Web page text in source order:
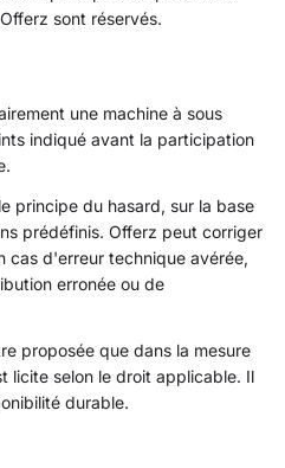
sont réservés.
une machine à sous
indiqué avant la participation
principe du hasard, sur la base
prédéfinis. Offerz peut corriger
cas d'erreur technique avérée,
erronée ou de
proposée que dans la mesure
licite selon le droit applicable. Il
durable.